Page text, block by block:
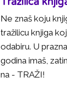
Ne znaš koju
tražilicu knjiga
odabiru. U
godina imaš,
na - TRAŽI!